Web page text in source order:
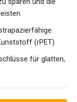
(rPET)
für glatten,